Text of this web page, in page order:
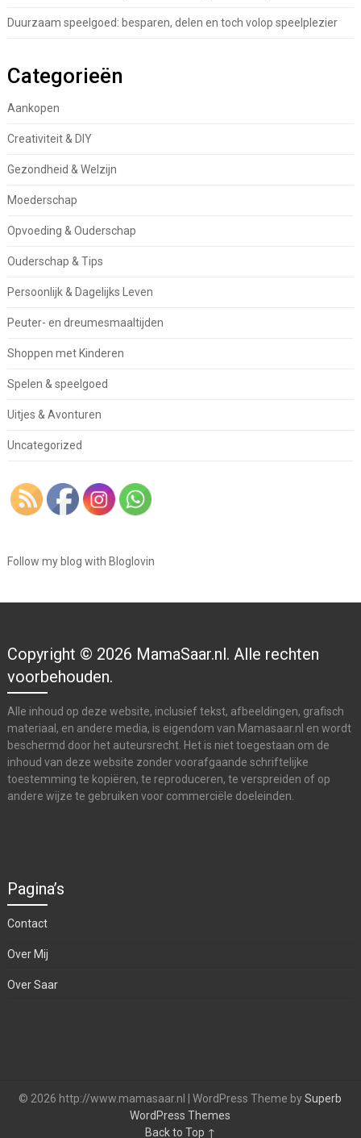
Duurzaam speelgoed: besparen, delen en toch volop speelplezier
Categorieën
Aankopen
Creativiteit & DIY
Gezondheid & Welzijn
Moederschap
Opvoeding & Ouderschap
Ouderschap & Tips
Persoonlijk & Dagelijks Leven
Peuter- en dreumesmaaltijden
Shoppen met Kinderen
Spelen & speelgoed
Uitjes & Avonturen
Uncategorized
Follow my blog with Bloglovin
Copyright © 2026 MamaSaar.nl. Alle rechten
voorbehouden.
Alle inhoud op deze website, inclusief tekst, afbeeldingen, grafisch
materiaal, en andere media, is eigendom van Mamasaar.nl en wordt
beschermd door het auteursrecht. Het is niet toegestaan om de
inhoud van deze website zonder voorafgaande schriftelijke
toestemming te kopiëren, te reproduceren, te verspreiden of op
andere wijze te gebruiken voor commerciële doeleinden.
Pagina’s
Contact
Over Mij
Over Saar
© 2026 http://www.mamasaar.nl | WordPress Theme bySuperb
WordPress Themes
Back to Top ↑